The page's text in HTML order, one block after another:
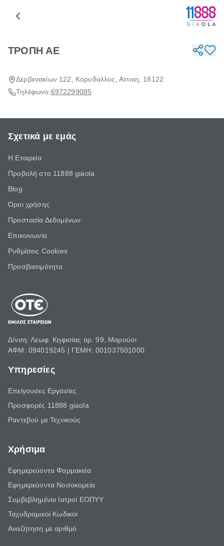
ΤΡΟΠΗ ΑΕ
Δερβενακίων 122, Κορυδαλλος, Αττικη, 18122
Τηλέφωνο:6972299085
Σχετικά με εμάς
Η Εταιρεία
Προβολή στο 11888 giaola
Blog
Όροι χρήσης
Προστασία Δεδομένων
Επικοινωνία
Ρυθμίσεις Cookies
Προσβασιμότητα
Δ/νση: Λεωφ. Κηφισίας αρ. 99, Μαρούσι
ΑΦΜ: 094019245 | ΓΕΜΗ: 001037501000
Υπηρεσίες
Επείγουσες Εργασίες
Προσφορές 11888 giaola
Ραντεβού με Τεχνικούς
Χρήσιμα
Εφημερεύοντα Φαρμακεία
Εφημερεύοντα Νοσοκομεία
Συμβεβλημένοι Ιατροί ΕΟΠΥΥ
Ταχυδρομικοί Κωδικοί
Αναζήτηση με αριθμό